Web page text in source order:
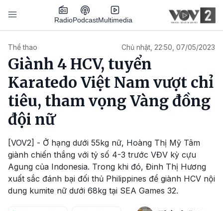
Nhảy đến nội dung
RadioPodcastMultimedia
Thể thao Chủ nhật, 22:50, 07/05/2023
Giành 4 HCV, tuyển
Karatedo Việt Nam vượt chỉ
tiêu, tham vọng Vàng đồng
đội nữ
[VOV2] - Ở hạng dưới 55kg nữ, Hoàng Thị Mỹ Tâm
giành chiến thắng với tỷ số 4-3 trước VĐV kỳ cựu
Agung của Indonesia. Trong khi đó, Đinh Thị Hương
xuất sắc đánh bại đối thủ Philippines để giành HCV nội
dung kumite nữ dưới 68kg tại SEA Games 32.